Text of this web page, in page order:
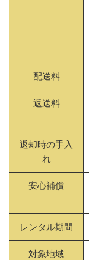
配送料
返送料
返却時の手入
れ
安心補償
レンタル期間
対象地域